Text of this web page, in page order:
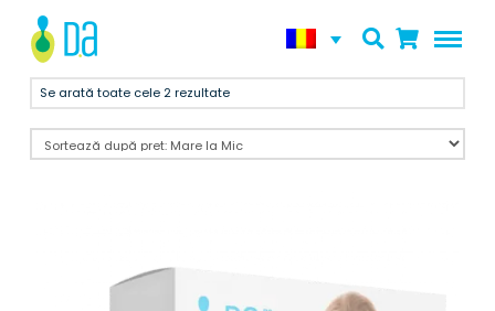
Se arată toate cele 2 rezultate